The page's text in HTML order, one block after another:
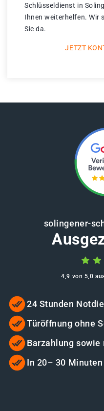
Schlüsseldienst in
Ihnen weiterhelfen. Wir
Sie da.
JETZT
solingener-
4,9 von 5,0
24 Stunden
Türöffnung ohne
Barzahlung
In 20– 30 Minuten